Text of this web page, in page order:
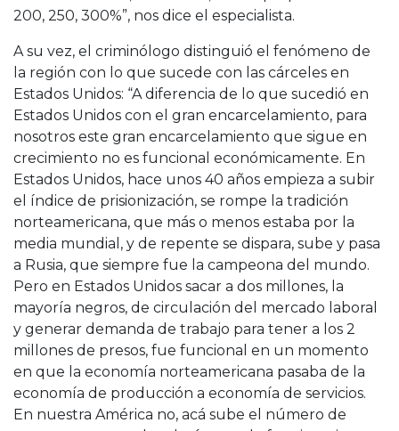
200, 250, 300%”, nos dice el especialista.
A su vez, el criminólogo distinguió el fenómeno de
la región con lo que sucede con las cárceles en
Estados Unidos: “A diferencia de lo que sucedió en
Estados Unidos con el gran encarcelamiento, para
nosotros este gran encarcelamiento que sigue en
crecimiento no es funcional económicamente. En
Estados Unidos, hace unos 40 años empieza a subir
el índice de prisionización, se rompe la tradición
norteamericana, que más o menos estaba por la
media mundial, y de repente se dispara, sube y pasa
a Rusia, que siempre fue la campeona del mundo.
Pero en Estados Unidos sacar a dos millones, la
mayoría negros, de circulación del mercado laboral
y generar demanda de trabajo para tener a los 2
millones de presos, fue funcional en un momento
en que la economía norteamericana pasaba de la
economía de producción a economía de servicios.
En nuestra América no, acá sube el número de